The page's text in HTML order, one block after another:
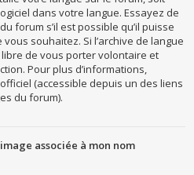
dans votre langue. Essayez de
forum s’il est possible qu’il puisse
souhaitez. Si l’archive de langue
de vous porter volontaire et
Pour plus d’informations,
(accessible depuis un des liens
du forum).
associée à mon nom